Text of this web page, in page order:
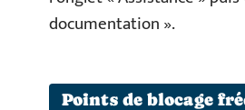
documentation ».
Points de blocage